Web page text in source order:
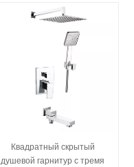
Квадратный скрытый
душевой гарнитур с тремя